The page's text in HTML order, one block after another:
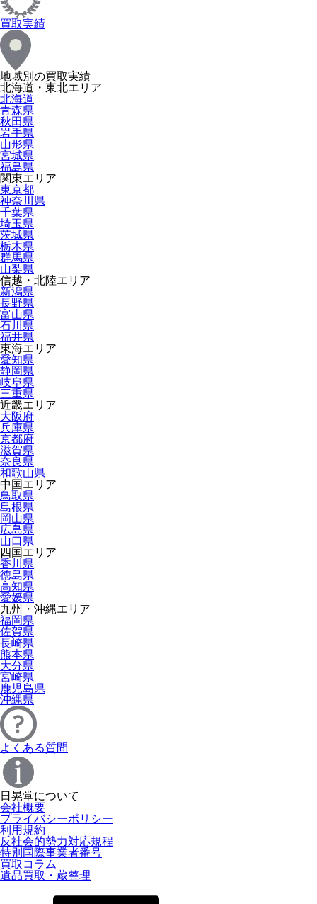
買取実績
地域別の買取実績
北海道・東北エリア
北海道
青森県
秋田県
岩手県
山形県
宮城県
福島県
関東エリア
東京都
神奈川県
千葉県
埼玉県
茨城県
栃木県
群馬県
山梨県
信越・北陸エリア
新潟県
長野県
富山県
石川県
福井県
東海エリア
愛知県
静岡県
岐阜県
三重県
近畿エリア
大阪府
兵庫県
京都府
滋賀県
奈良県
和歌山県
中国エリア
鳥取県
島根県
岡山県
広島県
山口県
四国エリア
香川県
徳島県
高知県
愛媛県
九州・沖縄エリア
福岡県
佐賀県
長崎県
熊本県
大分県
宮崎県
鹿児島県
沖縄県
よくある質問
日晃堂について
会社概要
プライバシーポリシー
利用規約
反社会的勢力対応規程
特別国際事業者番号
買取コラム
遺品買取・蔵整理